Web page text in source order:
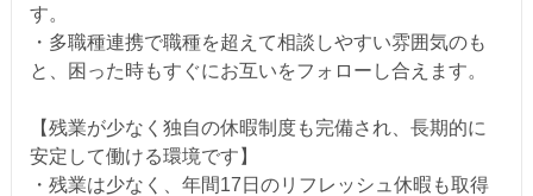
す。
・多職種連携で職種を超えて相談しやすい雰囲気のも
と、困った時もすぐにお互いをフォローし合えます。
【残業が少なく独自の休暇制度も完備され、長期的に
安定して働ける環境です】
・残業は少なく、年間17日のリフレッシュ休暇も取得